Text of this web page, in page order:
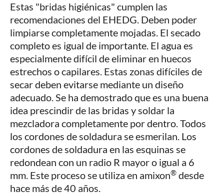
Estas "bridas higiénicas" cumplen las
recomendaciones del EHEDG. Deben poder
limpiarse completamente mojadas. El secado
completo es igual de importante. El agua es
especialmente difícil de eliminar en huecos
estrechos o capilares. Estas zonas difíciles de
secar deben evitarse mediante un diseño
adecuado. Se ha demostrado que es una buena
idea prescindir de las bridas y soldar la
mezcladora completamente por dentro. Todos
los cordones de soldadura se esmerilan. Los
cordones de soldadura en las esquinas se
redondean con un radio R mayor o igual a 6
mm. Este proceso se utiliza en amixon® desde
hace más de 40 años.